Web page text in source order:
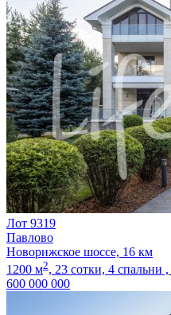
Лот 9319
Павлово
Новорижское шоссе, 16 км
1200 м2, 23 сотки, 4 спальни ,
600 000 000